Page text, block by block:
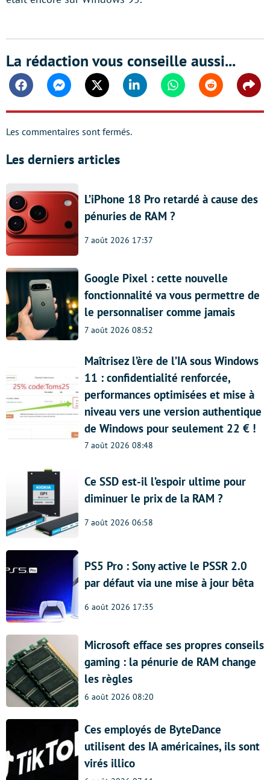
La rédaction vous conseille aussi...
FacebookMessengerTwitter Linkedin WhatsappReddit
Les commentaires sont fermés.
Les derniers articles
L’iPhone 18 Pro retardé à cause des
pénuries de RAM ?
7 août 2026 17:37
Google Pixel : cette nouvelle
fonctionnalité va vous permettre de
le personnaliser comme jamais
7 août 2026 08:52
Maîtrisez l’ère de l’IA sous Windows
11 : confidentialité renforcée,
performances optimisées et mise à
niveau vers une version authentique
de Windows pour seulement 22 € !
7 août 2026 08:48
Ce SSD est-il l’espoir ultime pour
diminuer le prix de la RAM ?
7 août 2026 06:58
PS5 Pro : Sony active le PSSR 2.0
par défaut via une mise à jour bêta
6 août 2026 17:35
Microsoft efface ses propres conseils
gaming : la pénurie de RAM change
les règles
6 août 2026 08:20
Ces employés de ByteDance
utilisent des IA américaines, ils sont
virés illico